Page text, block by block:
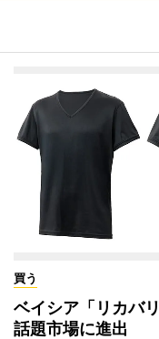
買う
ベイシア「リカバ
話題市場に進出